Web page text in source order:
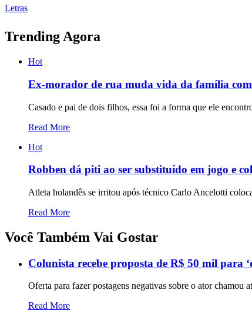
Letras
Trending Agora
Hot
Ex-morador de rua muda vida da família
Casado e pai de dois filhos, essa foi a forma que ele
Read More
Hot
Robben dá piti ao ser substituído em jogo e
Atleta holandês se irritou após técnico Carlo Ancelotti
Read More
Você Também Vai Gostar
Colunista recebe proposta de R$ 50 mil para
Oferta para fazer postagens negativas sobre o ator chamou
Read More